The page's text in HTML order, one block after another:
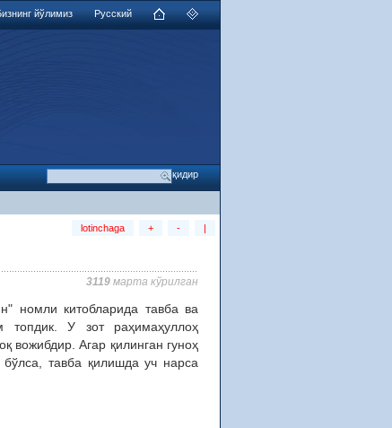
Русский
йўлимиз
lotinchaga + - |
3119 марта кўрилган
номли китобларида тавба ва
топдик. У зот раҳимаҳуллоҳ
вожибдир. Агар қилинган гуноҳ
тавба қилишда уч нарса